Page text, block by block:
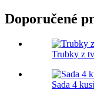
Doporučené
Trubky z
Sada 4